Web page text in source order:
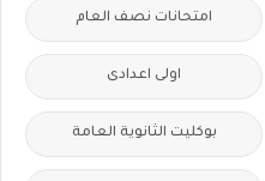
امتحانات نصف العام
اولى اعدادى
بوكليت الثانوية العامة